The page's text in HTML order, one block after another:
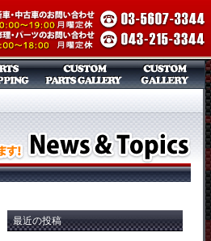
最近の投稿